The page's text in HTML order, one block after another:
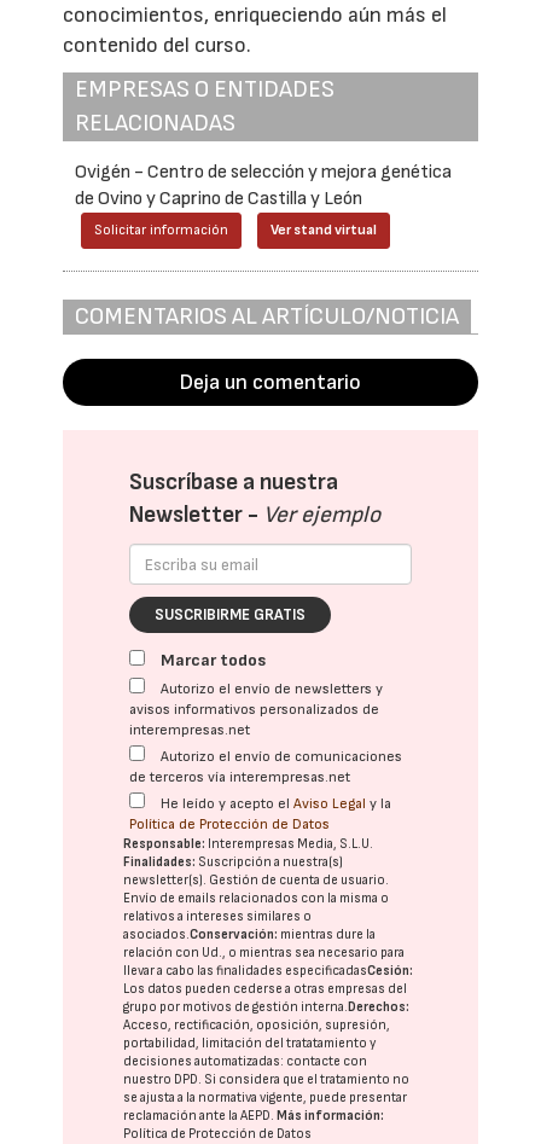
conocimientos, enriqueciendo aún más el
contenido del curso.
EMPRESAS O ENTIDADES
RELACIONADAS
Ovigén - Centro de selección y mejora genética
de Ovino y Caprino de Castilla y León
Solicitar información Ver stand virtual
COMENTARIOS AL ARTÍCULO/NOTICIA
Deja un comentario
Suscríbase a nuestra
Newsletter - Ver ejemplo
SUSCRIBIRME GRATIS
Marcar todos
Autorizo el envío de newsletters y
avisos informativos personalizados de
interempresas.net
Autorizo el envío de comunicaciones
de terceros vía interempresas.net
He leído y acepto elAviso Legal y la
Política de Protección de Datos
Responsable: Interempresas Media, S.L.U.
Finalidades: Suscripción a nuestra(s)
newsletter(s). Gestión de cuenta de usuario.
Envío de emails relacionados con la misma o
relativos a intereses similares o
asociados.Conservación: mientras dure la
relación con Ud., o mientras sea necesario para
llevar a cabo las finalidades especificadasCesión:
Los datos pueden cederse a otras empresas del
grupo por motivos de gestión interna. Derechos:
Acceso, rectificación, oposición, supresión,
portabilidad, limitación del tratatamiento y
decisiones automatizadas: contacte con
nuestro DPD. Si considera que el tratamiento no
se ajusta a la normativa vigente, puede presentar
reclamación ante laAEPD. Más información:
Política de Protección de Datos